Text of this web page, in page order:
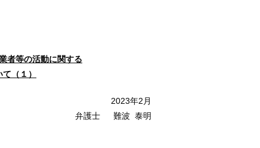
者等の活動に関する
（１）
2023年2月
弁護士 難波 泰明